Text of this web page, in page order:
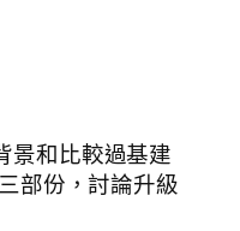
景和比較過基建
部份，討論升級